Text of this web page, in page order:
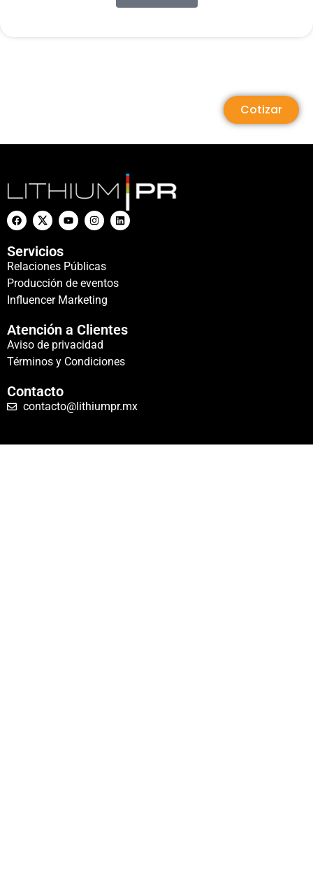
Cotizar
Servicios
Relaciones Públicas
Producción de eventos
Influencer Marketing
Atención a Clientes
Aviso de privacidad
Términos y Condiciones
Contacto
contacto@lithiumpr.mx